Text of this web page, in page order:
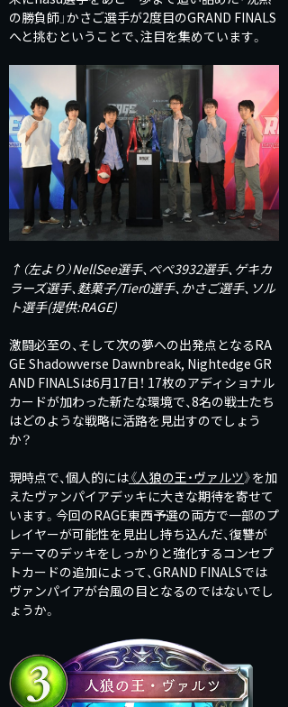
の勝負師」かさご選手が2度目のGRAND FINALS
へと挑むということで、注目を集めています。
↑（左より）NellSee選手、ぺぺ3932選手、ゲキカ
ラーズ選手、麩菓子/Tier0選手、かさご選手、ソル
ト選手(提供:RAGE)
激闘必至の、そして次の夢への出発点となるRA
GE Shadowverse Dawnbreak, Nightedge GR
AND FINALSは6月17日！ 17枚のアディショナル
カードが加わった新たな環境で、8名の戦士たち
はどのような戦略に活路を見出すのでしょう
か？
現時点で、個人的には《人狼の王・ヴァルツ》を加
えたヴァンパイアデッキに大きな期待を寄せて
います。今回のRAGE東西予選の両方で一部のプ
レイヤーが可能性を見出し持ち込んだ、復讐が
テーマのデッキをしっかりと強化するコンセプ
トカードの追加によって、GRAND FINALSでは
ヴァンパイアが台風の目となるのではないでし
ょうか。